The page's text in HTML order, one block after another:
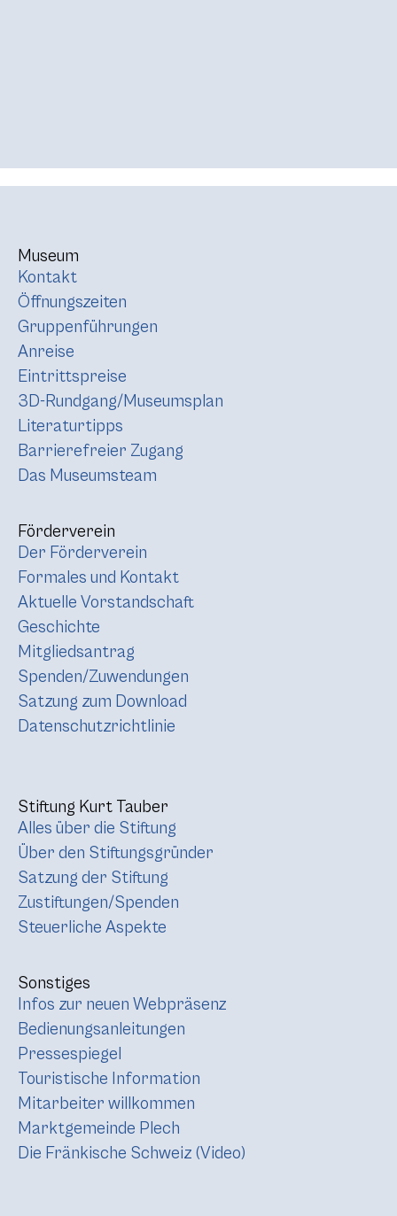
Museum
Kontakt
Öffnungszeiten
Gruppenführungen
Anreise
Eintrittspreise
3D-Rundgang/Museumsplan
Literaturtipps
Barrierefreier Zugang
Das Museumsteam
Förderverein
Der Förderverein
Formales und Kontakt
Aktuelle Vorstandschaft
Geschichte
Mitgliedsantrag
Spenden/Zuwendungen
Satzung zum Download
Datenschutzrichtlinie
Stiftung Kurt Tauber
Alles über die Stiftung
Über den Stiftungsgründer
Satzung der Stiftung
Zustiftungen/Spenden
Steuerliche Aspekte
Sonstiges
Infos zur neuen Webpräsenz
Bedienungsanleitungen
Pressespiegel
Touristische Information
Mitarbeiter willkommen
Marktgemeinde Plech
Die Fränkische Schweiz (Video)